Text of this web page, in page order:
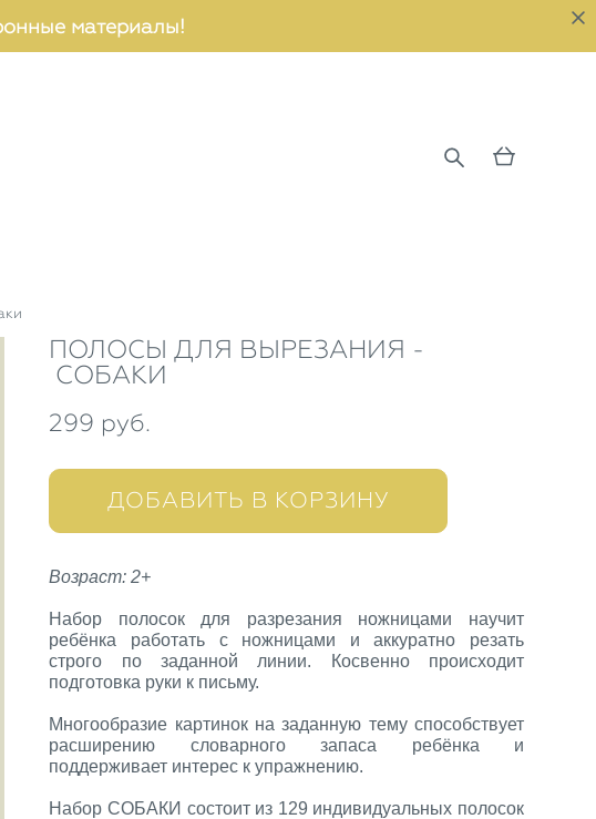
материалы!
ПОЛОСЫ ДЛЯ ВЫРЕЗАНИЯ -
СОБАКИ
299 pуб.
ДОБАВИТЬ В КОРЗИНУ
Возраст: 2+
Набор полосок для разрезания ножницами научит
ребёнка работать с ножницами и аккуратно резать
строго по заданной линии. Косвенно происходит
подготовка руки к письму.
Многообразие картинок на заданную тему способствует
расширению словарного запаса ребёнка и
поддерживает интерес к упражнению.
Набор СОБАКИ состоит из 129 индивидуальных полосок